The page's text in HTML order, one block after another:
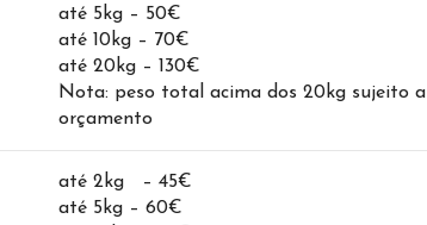
até 5kg – 50€
até 10kg – 70€
até 20kg – 130€
Nota: peso total acima dos 20kg sujeito a
orçamento
até 2kg – 45€
até 5kg – 60€